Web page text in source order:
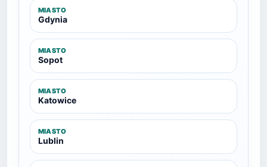
MIASTO
Gdynia
MIASTO
Sopot
MIASTO
Katowice
MIASTO
Lublin